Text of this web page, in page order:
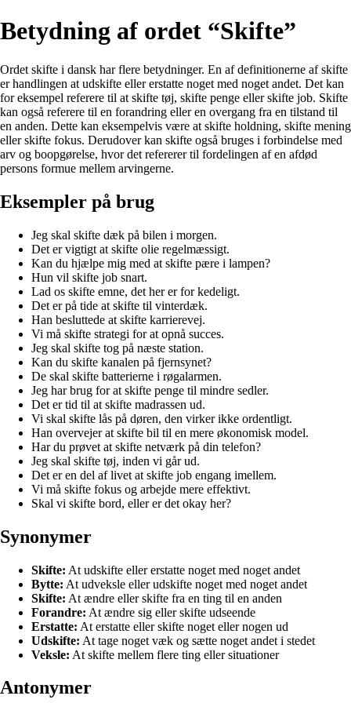
Betydning af ordet “Skifte”
Ordet skifte i dansk har flere betydninger. En af definitionerne af skifte
er handlingen at udskifte eller erstatte noget med noget andet. Det kan
for eksempel referere til at skifte tøj, skifte penge eller skifte job. Skifte
kan også referere til en forandring eller en overgang fra en tilstand til
en anden. Dette kan eksempelvis være at skifte holdning, skifte mening
eller skifte fokus. Derudover kan skifte også bruges i forbindelse med
arv og boopgørelse, hvor det refererer til fordelingen af en afdød
persons formue mellem arvingerne.
Eksempler på brug
Jeg skal skifte dæk på bilen i morgen.
Det er vigtigt at skifte olie regelmæssigt.
Kan du hjælpe mig med at skifte pære i lampen?
Hun vil skifte job snart.
Lad os skifte emne, det her er for kedeligt.
Det er på tide at skifte til vinterdæk.
Han besluttede at skifte karrierevej.
Vi må skifte strategi for at opnå succes.
Jeg skal skifte tog på næste station.
Kan du skifte kanalen på fjernsynet?
De skal skifte batterierne i røgalarmen.
Jeg har brug for at skifte penge til mindre sedler.
Det er tid til at skifte madrassen ud.
Vi skal skifte lås på døren, den virker ikke ordentligt.
Han overvejer at skifte bil til en mere økonomisk model.
Har du prøvet at skifte netværk på din telefon?
Jeg skal skifte tøj, inden vi går ud.
Det er en del af livet at skifte job engang imellem.
Vi må skifte fokus og arbejde mere effektivt.
Skal vi skifte bord, eller er det okay her?
Synonymer
Skifte: At udskifte eller erstatte noget med noget andet
Bytte: At udveksle eller udskifte noget med noget andet
Skifte: At ændre eller skifte fra en ting til en anden
Forandre: At ændre sig eller skifte udseende
Erstatte: At erstatte eller skifte noget eller nogen ud
Udskifte: At tage noget væk og sætte noget andet i stedet
Veksle: At skifte mellem flere ting eller situationer
Antonymer